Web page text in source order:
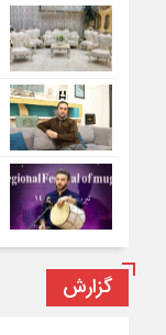
گزارش